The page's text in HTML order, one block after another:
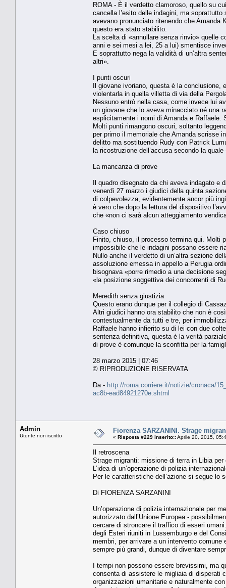
ROMA - È il verdetto clamoroso, quello su
cancella l’esito delle indagini, ma
avevano pronunciato ritenendo che
questo era stato stabilito.
La scelta di «annullare senza rinvio» quelle
anni e sei mesi a lei, 25 a lui) smentisce
E soprattutto nega la validità di un’altra
altri».
I punti oscuri
Il giovane ivoriano, questa è la conclusione,
violentarla in quella villetta di via della
Nessuno entrò nella casa, come invece lui
un giovane che lo aveva minacciato né una
esplicitamente i nomi di Amanda e
Molti punti rimangono oscuri, soltanto
per primo il memoriale che Amanda scrisse
delitto ma sostituendo Rudy con Patrick
la ricostruzione dell’accusa secondo la
La mancanza di prove
Il quadro disegnato da chi aveva indagato e
venerdì 27 marzo i giudici della quinta
di colpevolezza, evidentemente ancor più
è vero che dopo la lettura del dispositivo
che «non ci sarà alcun atteggiamento
Caso chiuso
Finito, chiuso, il processo termina qui. Molti
impossibile che le indagini possano essere
Nullo anche il verdetto di un’altra sezione
assoluzione emessa in appello a Perugia
bisognava «porre rimedio a una decisione
«la posizione soggettiva dei concorrenti di
Meredith senza giustizia
Questo erano dunque per il collegio di
Altri giudici hanno ora stabilito che non è
contestualmente da tutti e tre, per
Raffaele hanno infierito su di lei con due
sentenza definitiva, questa è la verità
di prove è comunque la sconfitta per la
28 marzo 2015 | 07:46
© RIPRODUZIONE RISERVATA
Da - http://roma.corriere.it/notizie/cronaca/
ac8b-ead84921270e.shtml
Admin
Utente non iscritto
Fiorenza SARZANINI. Strage
« Risposta #229 inserito::Aprile 20, 2015,
Il retroscena
Strage migranti: missione di terra in Libia
L’idea di un’operazione di polizia
Per le caratteristiche dell’azione si segue lo
Di FIORENZA SARZANINI
Un’operazione di polizia internazionale per
autorizzato dall’Unione Europea -
cercare di stroncare il traffico di esseri
degli Esteri riuniti in Lussemburgo e del
membri, per arrivare a un intervento
sempre più grandi, dunque di diventare
I tempi non possono essere brevissimi, ma
consenta di assistere le migliaia di disperati
organizzazioni umanitarie e naturalmente